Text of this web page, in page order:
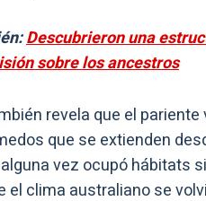
Descubrieron una
sobre los ancestros
revela que el
que se extienden
vez ocupó hábitats
el clima australiano se